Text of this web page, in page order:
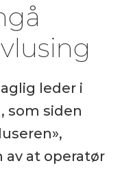
leder i
som siden
at operatør